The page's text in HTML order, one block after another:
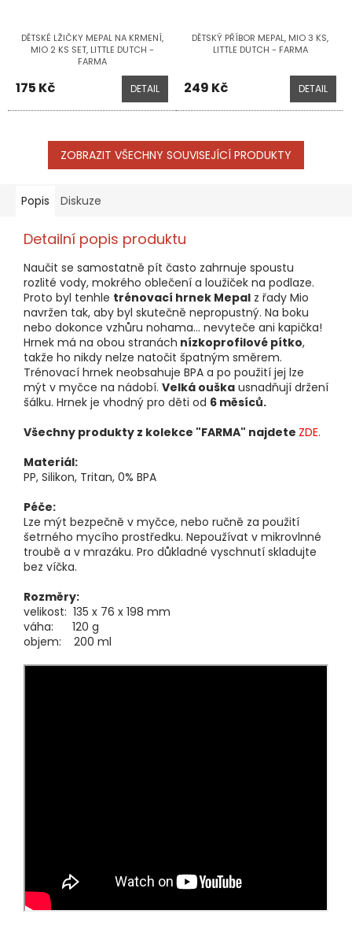
DĚTSKÉ LŽIČKY MEPAL NA KRMENÍ,
MIO 2 KS SET, LITTLE DUTCH -
FARMA
175 Kč DETAIL
DĚTSKÝ PŘÍBOR MEPAL, MIO 3 KS,
LITTLE DUTCH - FARMA
249 Kč DETAIL
ZOBRAZIT VŠECHNY SOUVISEJÍCÍ PRODUKTY
Popis Diskuze
Detailní popis produktu
Naučit se samostatně pít často zahrnuje spoustu
rozlité vody, mokrého oblečení a loužiček na podlaze.
Proto byl tenhle trénovací hrnek Mepal z řady Mio
navržen tak, aby byl skutečně nepropustný. Na boku
nebo dokonce vzhůru nohama... nevyteče ani kapička!
Hrnek má na obou stranách nízkoprofilové pítko,
takže ho nikdy nelze natočit špatným směrem.
Trénovací hrnek neobsahuje BPA a po použití jej lze
mýt v myčce na nádobí. Velká ouška usnadňují držení
šálku. Hrnek je vhodný pro děti od 6 měsíců.
Všechny produkty z kolekce "FARMA" najdete ZDE.
Materiál:
PP, Silikon, Tritan, 0% BPA
Péče:
Lze mýt bezpečně v myčce, nebo ručně za použití
šetrného mycího prostředku. Nepoužívat v mikrovlnné
troubě a v mrazáku. Pro důkladné vyschnutí skladujte
bez víčka.
Rozměry:
velikost: 135 x 76 x 198 mm
váha: 120 g
objem: 200 ml